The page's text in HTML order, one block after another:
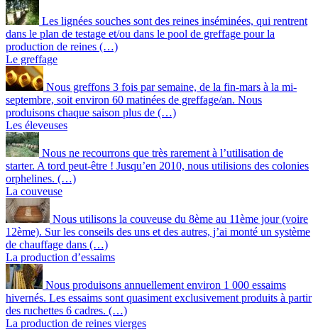
Les lignées souches sont des reines inséminées, qui rentrent
dans le plan de testage et/ou dans le pool de greffage pour la
production de reines (…)
Le greffage
Nous greffons 3 fois par semaine, de la fin-mars à la mi-
septembre, soit environ 60 matinées de greffage/an. Nous
produisons chaque saison plus de (…)
Les éleveuses
Nous ne recourrons que très rarement à l’utilisation de
starter. A tord peut-être ! Jusqu’en 2010, nous utilisions des colonies
orphelines. (…)
La couveuse
Nous utilisons la couveuse du 8ème au 11ème jour (voire
12ème). Sur les conseils des uns et des autres, j’ai monté un système
de chauffage dans (…)
La production d’essaims
Nous produisons annuellement environ 1 000 essaims
hivernés. Les essaims sont quasiment exclusivement produits à partir
des ruchettes 6 cadres. (…)
La production de reines vierges